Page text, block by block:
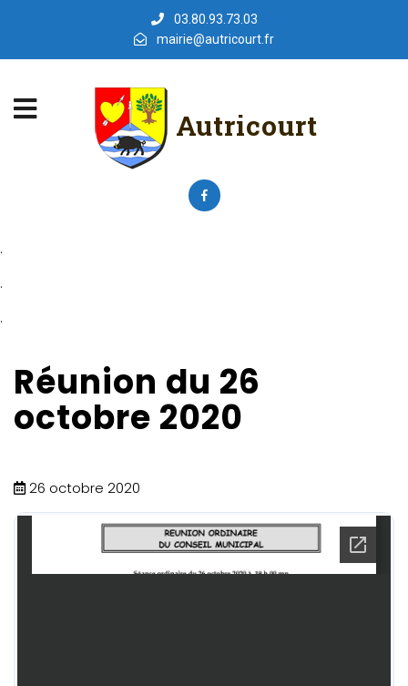
03.80.93.73.03
mairie@autricourt.fr
Autricourt
.
.
.
Réunion du 26
octobre 2020
26 octobre 2020